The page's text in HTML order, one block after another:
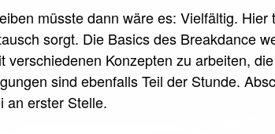
müsste dann wäre es: Vielfältig.
sorgt. Die Basics des Breakdance
Konzepten zu arbeiten,
sind ebenfalls Teil der Stunde.
an erster Stelle.